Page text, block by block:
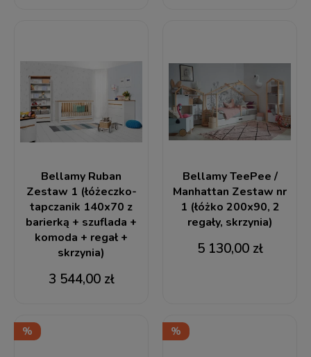
Bellamy Ruban
Zestaw 1 (łóżeczko-
tapczanik 140x70 z
barierką + szuflada +
komoda + regał +
skrzynia)
3 544,00 zł
Bellamy TeePee /
Manhattan Zestaw nr
1 (łóżko 200x90, 2
regały, skrzynia)
5 130,00 zł